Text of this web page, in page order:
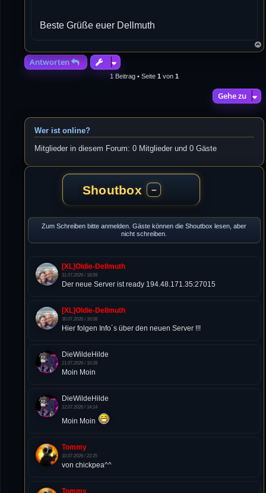
Beste Grüße euer Dellmuth
Antworten
1 Beitrag • Seite 1 von 1
Gehe zu
Wer ist online?
Mitglieder in diesem Forum: 0 Mitglieder und 0 Gäste
Shoutbox −
Zum Schreiben bitte anmelden. Gäste können die Shoutbox lesen, aber
nicht schreiben.
[XL]Oldie-Dellmuth
31.07.2026 / 18:59
Der neue Server ist ready 194.48.171.35:27015
[XL]Oldie-Dellmuth
30.07.2026 / 16:08
Hier folgen Info´s über den neuen Server !!!
DieWildeHilde
21.07.2026 / 10:28
Moin Moin
DieWildeHilde
12.07.2026 / 14:14
Moin Moin
Tommy
10.07.2026 / 22:25
von chickpea^^